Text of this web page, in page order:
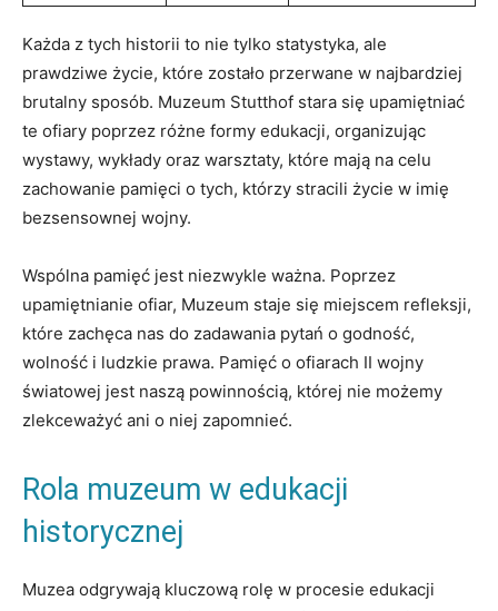
Każda⁤ z tych ​historii to nie tylko ⁢statystyka, ale
prawdziwe życie, które zostało przerwane ‍w najbardziej
brutalny sposób. Muzeum ⁣Stutthof stara się upamiętniać
te ofiary poprzez różne formy edukacji,‌ organizując
wystawy, wykłady ⁣oraz warsztaty, które mają na celu
zachowanie ⁣pamięci o tych, ⁢którzy ‌stracili życie w⁤ imię
bezsensownej wojny.
Wspólna pamięć‌ jest niezwykle ważna. Poprzez
upamiętnianie ofiar, Muzeum ⁢staje​ się⁢ miejscem refleksji,⁢
które ⁢zachęca nas do ‌zadawania pytań o godność,
wolność ‍i ​ludzkie ‍prawa.⁤ Pamięć ⁣o ofiarach II wojny
światowej jest naszą powinnością, której nie możemy
zlekceważyć ani o niej‌ zapomnieć.
Rola muzeum w edukacji
historycznej
Muzea ⁤odgrywają kluczową rolę w ​procesie ‌edukacji